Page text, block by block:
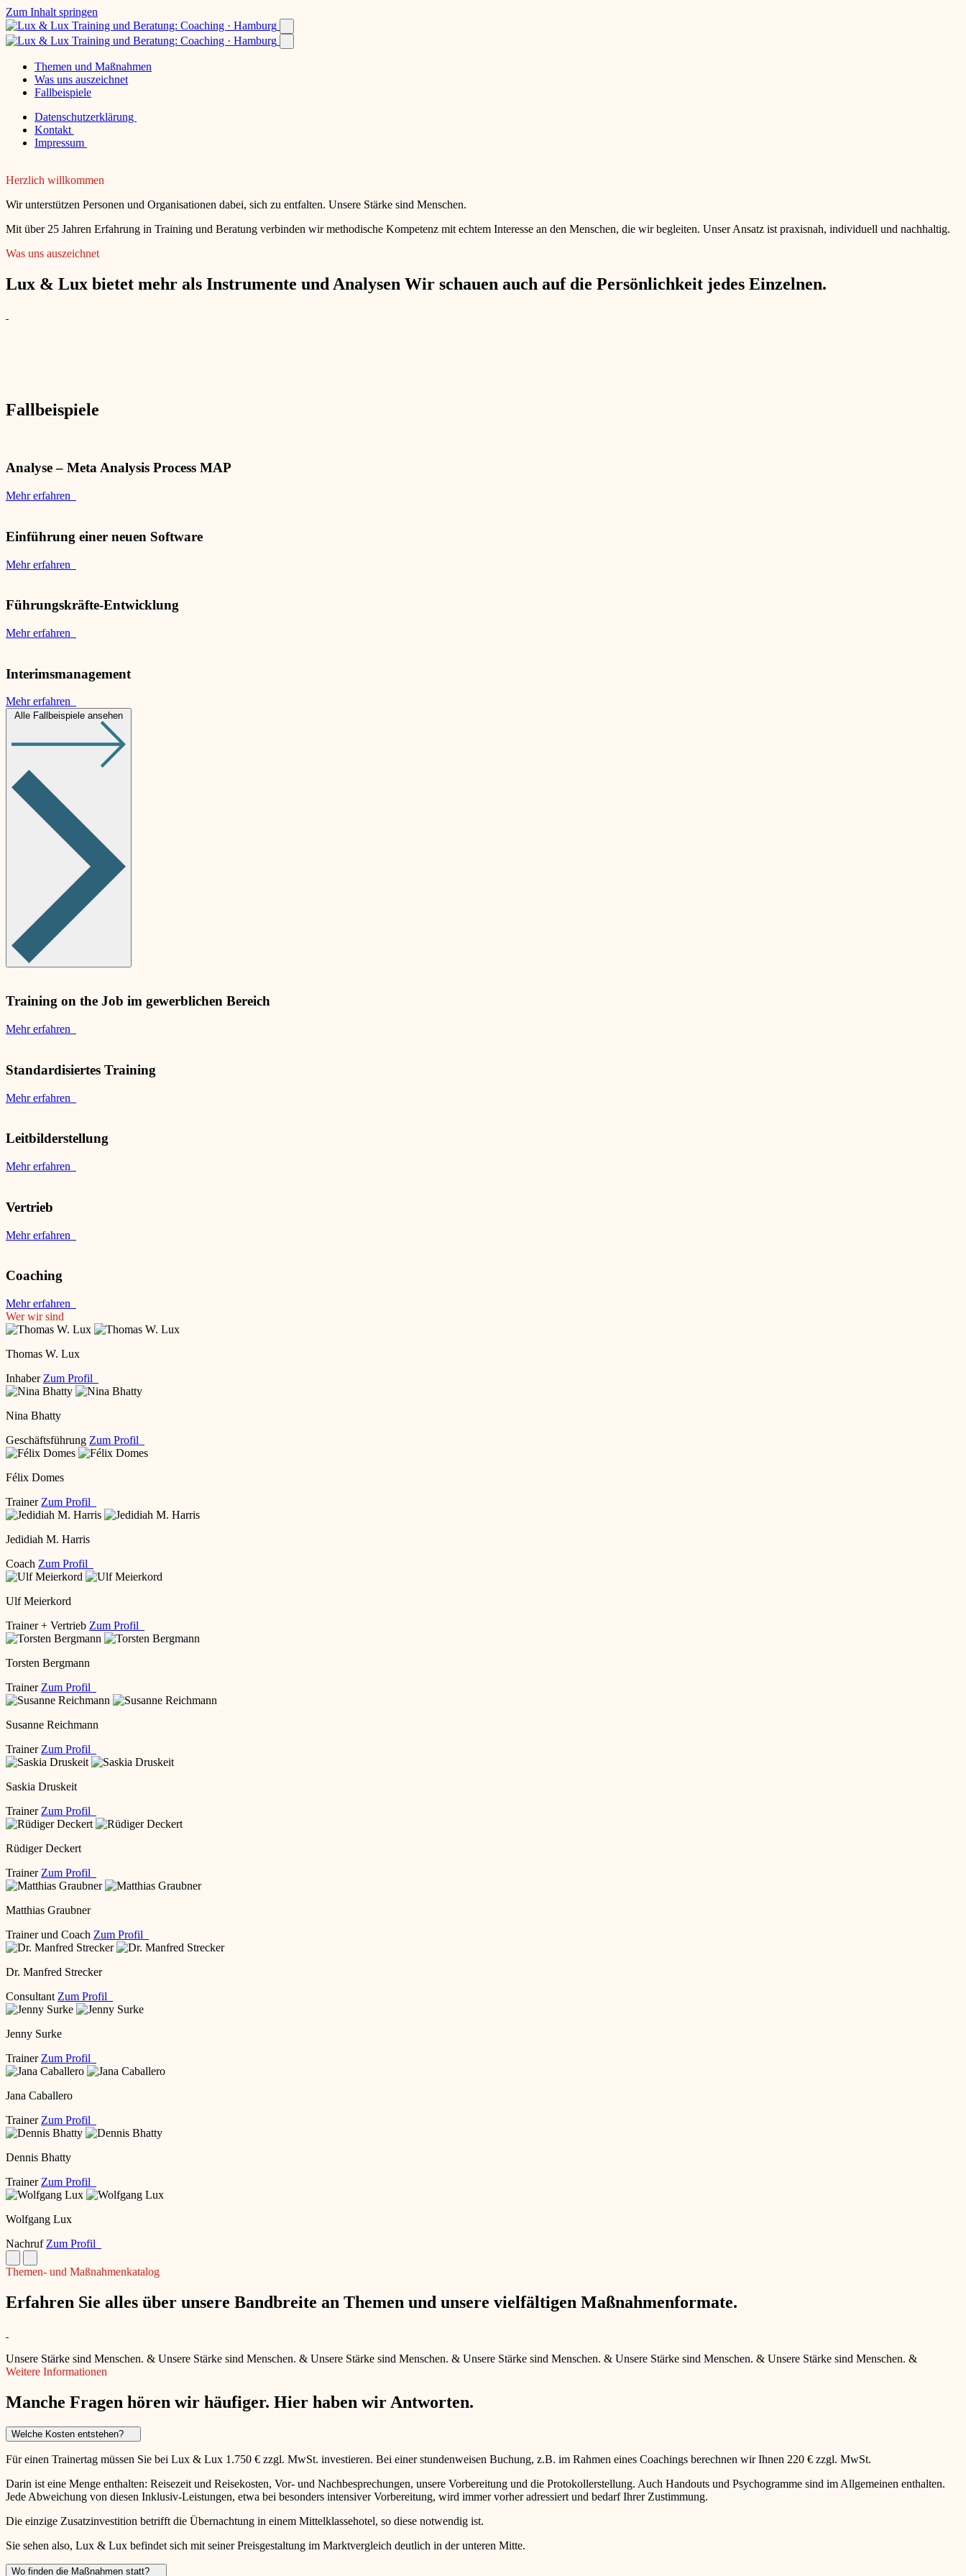
Zum Inhalt springen
Themen und Maßnahmen
Was uns auszeichnet
Fallbeispiele
Datenschutzerklärung
Kontakt
Impressum
Herzlich willkommen
Wir unterstützen Personen und Organisationen dabei, sich zu entfalten. Unsere Stärke sind Menschen.
Mit über 25 Jahren Erfahrung in Training und Beratung verbinden wir methodische Kompetenz mit echtem Interesse an den Menschen, die wir begleiten. Unser Ansatz ist praxisnah, individuell und nachhaltig.
Was uns auszeichnet
Lux & Lux bietet mehr als Instrumente und Analysen Wir schauen auch auf die Persönlichkeit jedes Einzelnen.
Fallbeispiele
Analyse – Meta Analysis Process MAP
Mehr erfahren
Einführung einer neuen Software
Mehr erfahren
Führungskräfte-Entwicklung
Mehr erfahren
Interimsmanagement
Mehr erfahren
Alle Fallbeispiele ansehen
Training on the Job im gewerblichen Bereich
Mehr erfahren
Standardisiertes Training
Mehr erfahren
Leitbilderstellung
Mehr erfahren
Vertrieb
Mehr erfahren
Coaching
Mehr erfahren
Wer wir sind
Thomas W. Lux
Inhaber Zum Profil
Nina Bhatty
Geschäftsführung Zum Profil
Félix Domes
Trainer Zum Profil
Jedidiah M. Harris
Coach Zum Profil
Ulf Meierkord
Trainer + Vertrieb Zum Profil
Torsten Bergmann
Trainer Zum Profil
Susanne Reichmann
Trainer Zum Profil
Saskia Druskeit
Trainer Zum Profil
Rüdiger Deckert
Trainer Zum Profil
Matthias Graubner
Trainer und Coach Zum Profil
Dr. Manfred Strecker
Consultant Zum Profil
Jenny Surke
Trainer Zum Profil
Jana Caballero
Trainer Zum Profil
Dennis Bhatty
Trainer Zum Profil
Wolfgang Lux
Nachruf Zum Profil
Themen- und Maßnahmenkatalog
Erfahren Sie alles über unsere Bandbreite an Themen und unsere vielfältigen Maßnahmenformate.
Unsere Stärke sind Menschen. & Unsere Stärke sind Menschen. & Unsere Stärke sind Menschen. & Unsere Stärke sind Menschen. & Unsere Stärke sind Menschen. & Unsere Stärke sind Menschen. &
Weitere Informationen
Manche Fragen hören wir häufiger. Hier haben wir Antworten.
Welche Kosten entstehen?
Für einen Trainertag müssen Sie bei Lux & Lux 1.750 € zzgl. MwSt. investieren. Bei einer stundenweisen Buchung, z.B. im Rahmen eines Coachings berechnen wir Ihnen 220 € zzgl. MwSt.
Darin ist eine Menge enthalten: Reisezeit und Reisekosten, Vor- und Nachbesprechungen, unsere Vorbereitung und die Protokollerstellung. Auch Handouts und Psychogramme sind im Allgemeinen enthalten.
Jede Abweichung von diesen Inklusiv-Leistungen, etwa bei besonders intensiver Vorbereitung, wird immer vorher adressiert und bedarf Ihrer Zustimmung.
Die einzige Zusatzinvestition betrifft die Übernachtung in einem Mittelklassehotel, so diese notwendig ist.
Sie sehen also, Lux & Lux befindet sich mit seiner Preisgestaltung im Marktvergleich deutlich in der unteren Mitte.
Wo finden die Maßnahmen statt?